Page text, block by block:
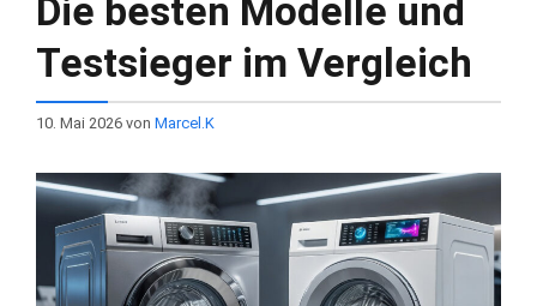
Die besten Modelle und
Testsieger im Vergleich
10. Mai 2026 von Marcel.K